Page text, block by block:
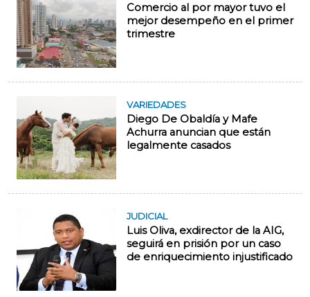
Comercio al por mayor tuvo el
mejor desempeño en el primer
trimestre
VARIEDADES
Diego De Obaldía y Mafe
Achurra anuncian que están
legalmente casados
JUDICIAL
Luis Oliva, exdirector de la AIG,
seguirá en prisión por un caso
de enriquecimiento injustificado